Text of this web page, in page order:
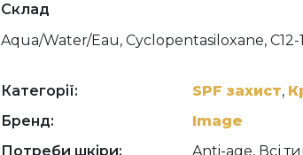
Склад
Aqua/Water/Eau, Cyclopentasiloxane,
Chloride, Cetearyl Olivate, Acetyl
Phenoxyethanol, Sorbitan Olivate,
Polydimethylsiloxyethyl Hexyl
Категорії: SPF захист,
Бренд:
Image
Потреби шкіри:
Anti-age, Всі